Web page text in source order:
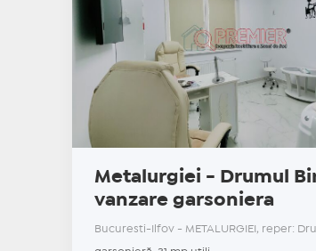
Metalurgiei - Drumul
vanzare garsoniera
Bucuresti-Ilfov - METALURGIEI, reper: